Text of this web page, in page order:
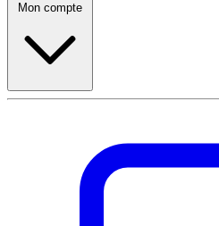
Mon compte